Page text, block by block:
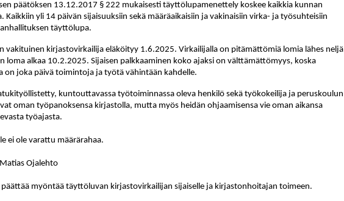
päätöksen 13.12.2017 § 222 mukaisesti täyttölupamenettely koskee kaikkia kunnan
Kaikkiin yli 14 päivän sijaisuuksiin sekä määräaikaisiin ja vakinaisiin virka- ja työsuhteisiin
täyttölupa.
vakituinen kirjastovirkailija eläköityy 1.6.2025. Virkailijalla on pitämättömiä lomia lähes neljä
loma alkaa 10.2.2025. Sijaisen palkkaaminen koko ajaksi on välttämättömyys, koska
on joka päivä toimintoja ja työtä vähintään kahdelle.
kuntouttavassa työtoiminnassa oleva henkilö sekä työkokeilija ja peruskoulun
oman työpanoksensa kirjastolla, mutta myös heidän ohjaamisensa vie oman aikansa
työajasta.
ei ole varattu määrärahaa.
Ojalehto
myöntää täyttöluvan kirjastovirkailijan sijaiselle ja kirjastonhoitajan toimeen.